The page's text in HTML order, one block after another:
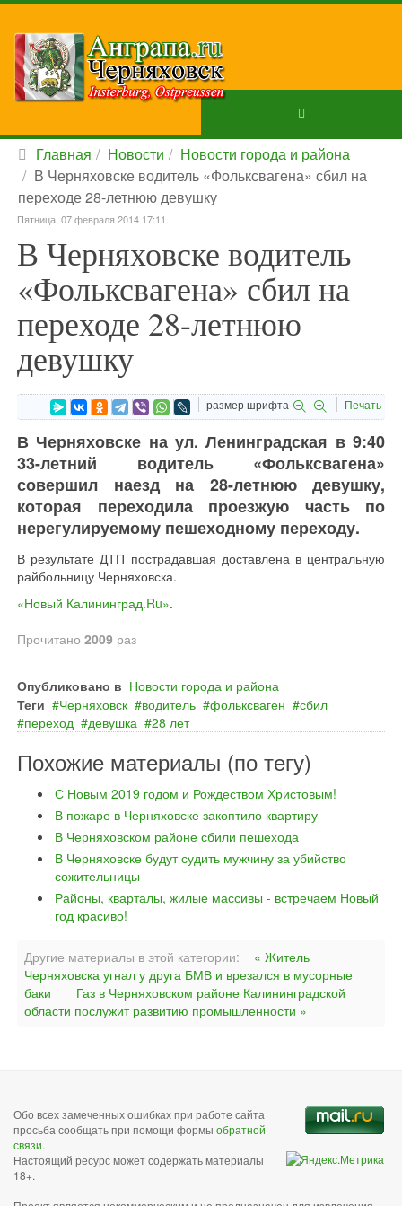
Главная Новости
Новости города и района
В Черняховске водитель «Фольксвагена» сбил на
переходе 28-летнюю девушку
Пятница, 07 февраля 2014 17:11
В Черняховске водитель
«Фольксвагена» сбил на
переходе 28-летнюю
девушку
размер шрифта Печать
В Черняховске на ул. Ленинградская в 9:40
33-летний водитель «Фольксвагена»
совершил наезд на 28-летнюю девушку,
которая переходила проезжую часть по
нерегулируемому пешеходному переходу.
В результате ДТП пострадавшая доставлена в центральную
райбольницу Черняховска.
«Новый Калининград.Ru».
Прочитано 2009 раз
Опубликовано в Новости города и района
Теги
Черняховск водитель фольксваген
сбил
переход
девушка 28 лет
Похожие материалы (по тегу)
С Новым 2019 годом и Рождеством Христовым!
В пожаре в Черняховске закоптило квартиру
В Черняховском районе сбили пешехода
В Черняховске будут судить мужчину за убийство
сожительницы
Районы, кварталы, жилые массивы - встречаем Новый
год красиво!
Другие материалы в этой категории:
« Житель
Черняховска угнал у друга БМВ и врезался в мусорные
баки
Газ в Черняховском районе Калининградской
области послужит развитию промышленности »
Обо всех замеченных ошибках при работе сайта
просьба сообщать при помощи формы обратной
связи.
Настоящий ресурс может содержать материалы
18+.